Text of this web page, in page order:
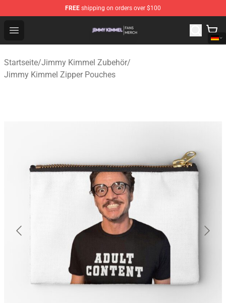
FREE shipping on orders over $100
Open menu
Jimmy Kimmel Shop - Official Jimmy Kimmel
Startseite/Jimmy Kimmel Zubehör/
Jimmy Kimmel Zipper Pouches